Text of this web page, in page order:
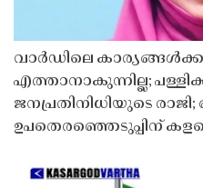
വാർഡിലെ കാര്യങ്ങൾക്കും
എത്താനാകുന്നില്ല;
ജനപ്രതിനിധിയുടെ
ഉപതെരഞ്ഞെടുപ്പിന്